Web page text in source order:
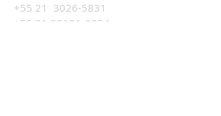
+55 21 3026-5831
+55 21 99191-0824